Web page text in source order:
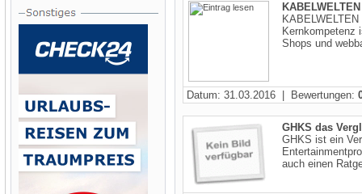
Kernkompetenz
Shops und
Datum: 31.03.2016 | Bewertungen:
GHKS das
GHKS ist ein
auch einen